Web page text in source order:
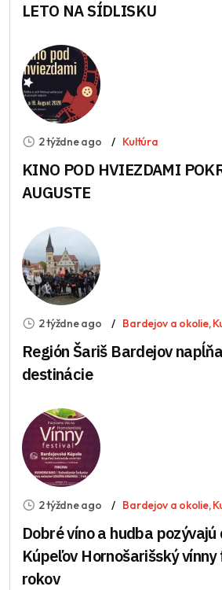
LETO NA SÍDLISKU
2 týždne ago Kultúra
KINO POD HVIEZDAMI
AUGUSTE
2 týždne ago Bardejov a okolie,
Región Šariš Bardejov
destinácie
2 týždne ago Bardejov a okolie,
Dobré víno a hudba
Kúpeľov Hornošarišský
rokov